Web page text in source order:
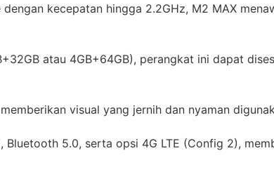
kecepatan hingga 2.2GHz, M2 MAX
atau 4GB+64GB), perangkat ini dapat
visual yang jernih dan nyaman
5.0, serta opsi 4G LTE (Config 2),